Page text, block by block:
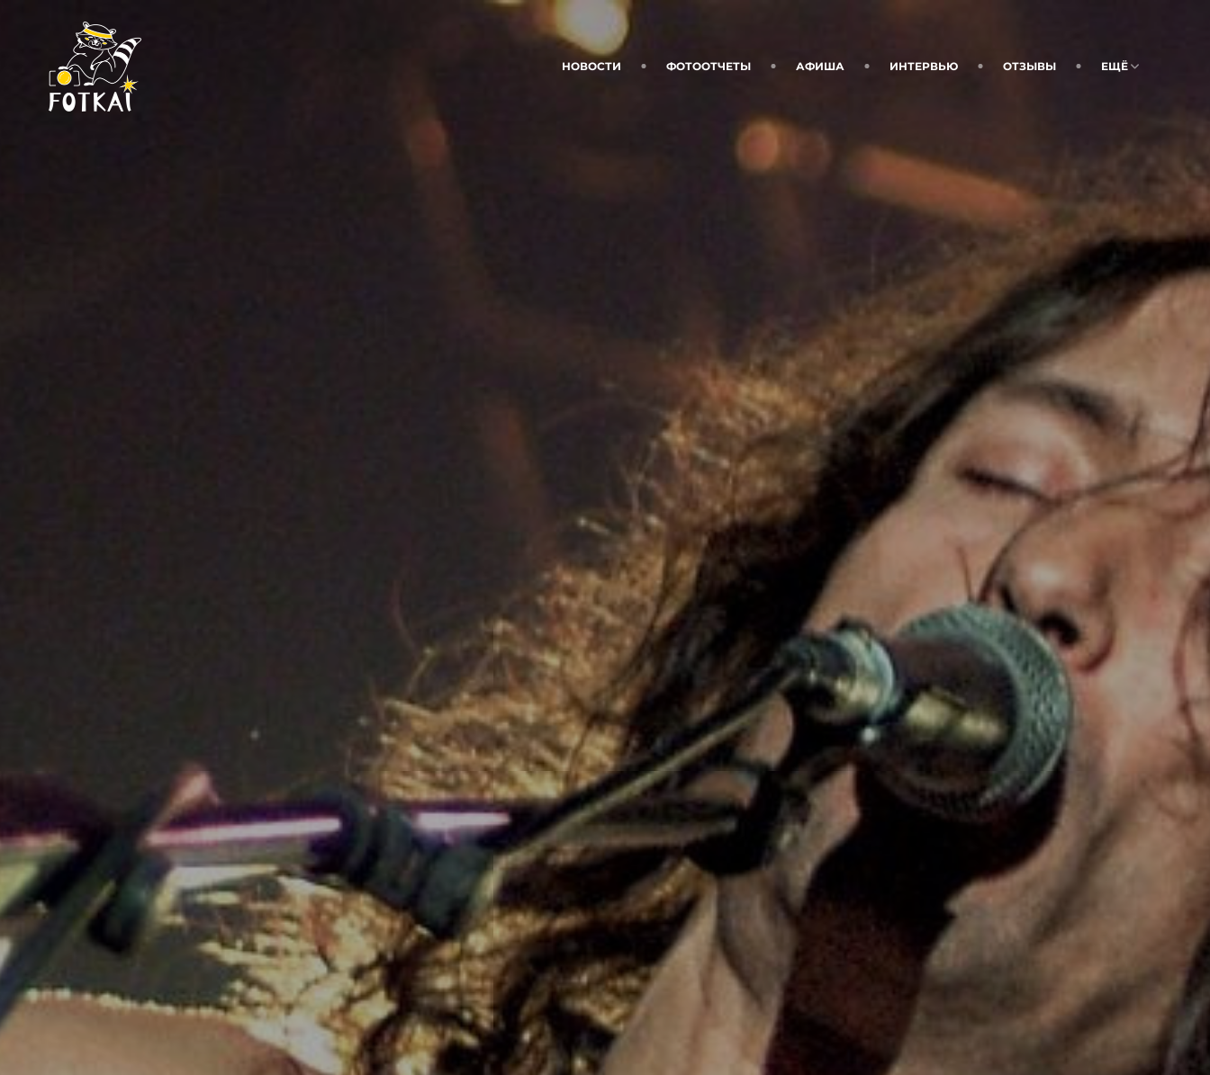
НОВОСТИ ФОТООТЧЕТЫ АФИША ИНТЕРВЬЮ ОТЗЫВЫ ЕЩЁ